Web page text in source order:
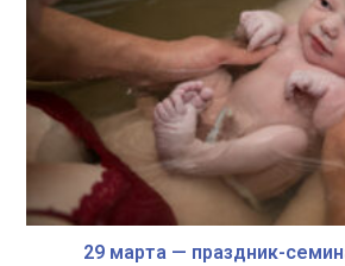
29 марта — праздник-